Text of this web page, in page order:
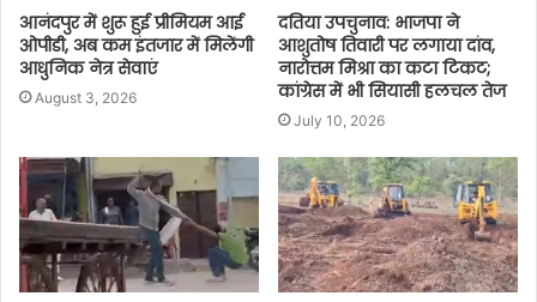
आनंदपुर में शुरू हुई प्रीमियम आई
ओपीडी, अब कम इंतजार में मिलेंगी
आधुनिक नेत्र सेवाएं
August 3, 2026
दतिया उपचुनाव: भाजपा ने
आशुतोष तिवारी पर लगाया दांव,
नारोत्तम मिश्रा का कटा टिकट;
कांग्रेस में भी सियासी हलचल तेज
July 10, 2026